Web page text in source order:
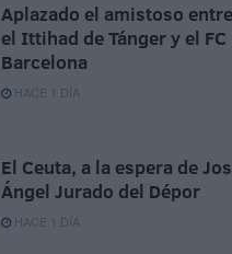
Aplazado el amistoso entre
el Ittihad de Tánger y el FC
Barcelona
HACE 1 DÍA
El Ceuta, a la espera de
Ángel Jurado del Dépor
HACE 1 DÍA